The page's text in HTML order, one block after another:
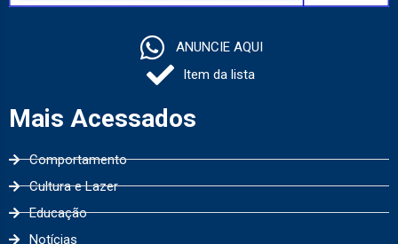
ANUNCIE AQUI
Item da lista
Mais Acessados
Comportamento
Cultura e Lazer
Educação
Notícias